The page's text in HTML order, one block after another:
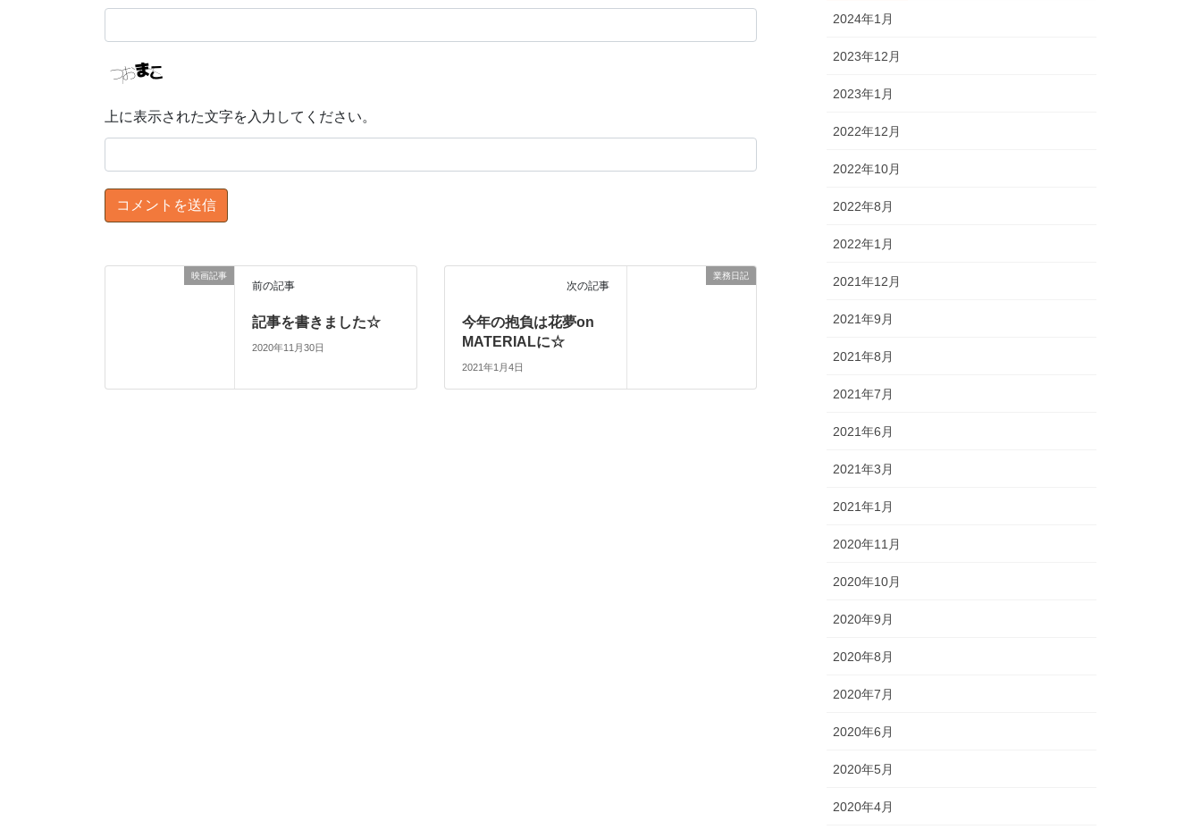
上に表示された文字を入力してください。
映画記事
前の記事
記事を書きました☆
2020年11月30日
業務日記
次の記事
今年の抱負は花夢on
MATERIALに☆
2021年1月4日
2024年1月
2023年12月
2023年1月
2022年12月
2022年10月
2022年8月
2022年1月
2021年12月
2021年9月
2021年8月
2021年7月
2021年6月
2021年3月
2021年1月
2020年11月
2020年10月
2020年9月
2020年8月
2020年7月
2020年6月
2020年5月
2020年4月